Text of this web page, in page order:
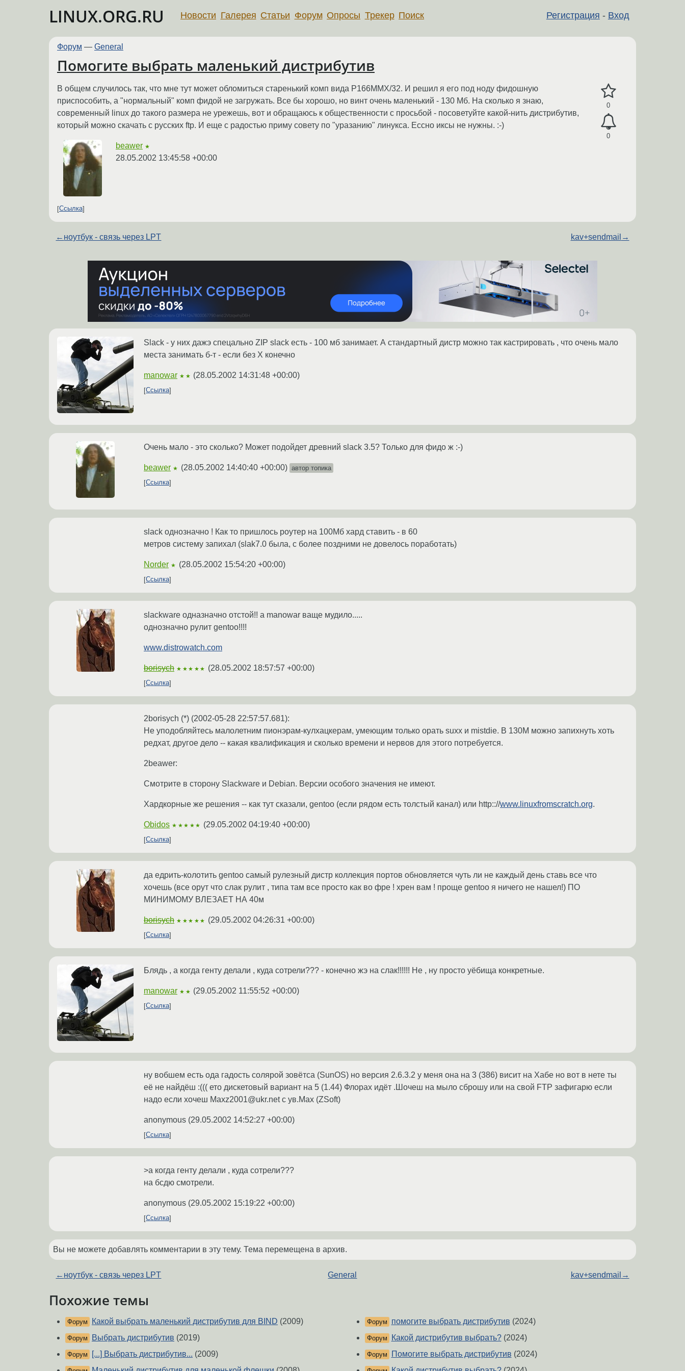
LINUX.ORG.RU Регистрация - Вход
Новости Галерея Статьи Форум Опросы Трекер Поиск
Форум — General
Помогите выбрать маленький дистрибутив
0
0
В общем случилось так, что мне тут может обломиться старенький комп вида P166MMX/32. И решил я его под ноду фидошную
приспособить, а "нормальный" комп фидой не загружать. Все бы хорошо, но винт очень маленький - 130 Мб. На сколько я знаю,
современный linux до такого размера не урежешь, вот и обращаюсь к общественности с просьбой - посоветуйте какой-нить дистрибутив,
который можно скачать с русских ftp. И еще с радостью приму совету по "уразанию" линукса. Ессно иксы не нужны. :-)
beawer ★
28.05.2002 13:45:58 +00:00
Ссылка
← ноутбук - связь через LPT kav+sendmail →
Slack - у них дажэ спецально ZIP slack есть - 100 мб занимает. А стандартный дистр можно так кастрировать , что очень мало
места занимать б-т - если без Х конечно
manowar ★★ (28.05.2002 14:31:48 +00:00)
Ссылка
Очень мало - это сколько? Может подойдет древний slack 3.5? Только для фидо ж :-)
beawer ★ (28.05.2002 14:40:40 +00:00) автор топика
Ссылка
slack однозначно ! Как то пришлось роутер на 100Мб хард ставить - в 60
метров систему запихал (slak7.0 была, с более поздними не довелось поработать)
Norder ★ (28.05.2002 15:54:20 +00:00)
Ссылка
slackware одназначно отстой!! а manowar ваще мудило.....
однозначно рулит gentoo!!!!
www.distrowatch.com
borisych ★★★★★ (28.05.2002 18:57:57 +00:00)
Ссылка
2borisych (*) (2002-05-28 22:57:57.681):
Не уподобляйтесь малолетним пионэрам-кулхацкерам, умеющим только орать suxx и mistdie. В 130М можно запихнуть хоть
редхат, другое дело -- какая квалификация и сколько времени и нервов для этого потребуется.
2beawer:
Смотрите в сторону Slackware и Debian. Версии особого значения не имеют.
Хардкорные же решения -- как тут сказали, gentoo (если рядом есть толстый канал) или http:://www.linuxfromscratch.org.
Obidos ★★★★★ (29.05.2002 04:19:40 +00:00)
Ссылка
да едрить-колотить gentoo самый рулезный дистр коллекция портов обновляется чуть ли не каждый день ставь все что
хочешь (все орут что слак рулит , типа там все просто как во фре ! хрен вам ! проще gentoo я ничего не нашел!) ПО
МИНИМОМУ ВЛЕЗАЕТ НА 40м
borisych ★★★★★ (29.05.2002 04:26:31 +00:00)
Ссылка
Блядь , а когда генту делали , куда сотрели??? - конечно жэ на слак!!!!!! Не , ну просто уёбища конкретные.
manowar ★★ (29.05.2002 11:55:52 +00:00)
Ссылка
ну вобшем есть ода гадость солярой зовётса (SunOS) но версия 2.6.3.2 у меня она на 3 (386) висит на Хабе но вот в нете ты
её не найдёш :((( ето дискетовый вариант на 5 (1.44) Флорах идёт .Шочеш на мыло сброшу или на свой FTP зафигарю если
надо если хочеш Maxz2001@ukr.net с ув.Max (ZSoft)
anonymous (29.05.2002 14:52:27 +00:00)
Ссылка
>а когда генту делали , куда сотрели???
на бсдю смотрели.
anonymous (29.05.2002 15:19:22 +00:00)
Ссылка
Вы не можете добавлять комментарии в эту тему. Тема перемещена в архив.
← ноутбук - связь через LPT General kav+sendmail →
Похожие темы
Форум Какой выбрать маленький дистрибутив для BIND (2009)
Форум Выбрать дистрибутив (2019)
Форум [...] Выбрать дистрибутив... (2009)
Форум помогите выбрать дистрибутив (2024)
Форум Какой дистрибутив выбрать?(2024)
Форум Помогите выбрать дистрибутив (2024)